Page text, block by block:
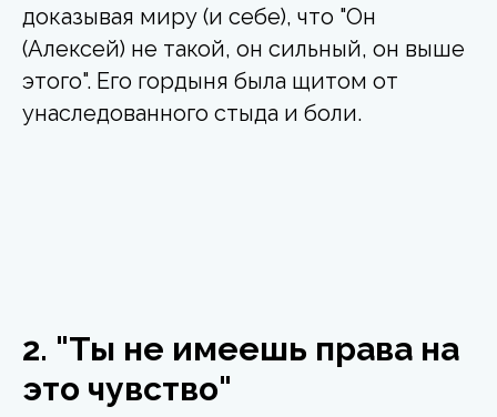
доказывая миру (и себе), что "Он
(Алексей) не такой, он сильный, он выше
этого". Его гордыня была щитом от
унаследованного стыда и боли.
2. "Ты не имеешь права на
это чувство"